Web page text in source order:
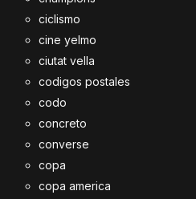
ciclismo
cine yelmo
ciutat vella
codigos postales
codo
concreto
converse
copa
copa america